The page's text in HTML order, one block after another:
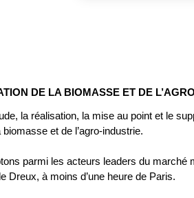
DE LA BIOMASSE ET DE
la réalisation, la mise au point et le
et de l’agro-industrie.
parmi les acteurs leaders du
à moins d’une heure de Paris.